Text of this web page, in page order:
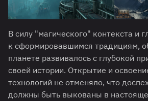
В силу "магического" контекста и
к сформировавшимся традициям,
планете развивалось с глубокой
своей истории. Открытие и
технологий не отменяло, что
должны быть выкованы в